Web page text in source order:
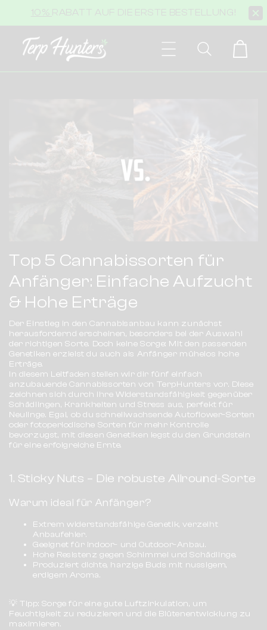
zum
Inhalt
10% RABATT AUF DIE ERSTE BESTELLUNG!
Warenkorb
Top 5 Cannabissorten für
Anfänger: Einfache Aufzucht
& Hohe Erträge
Der Einstieg in den Cannabisanbau kann zunächst
herausfordernd erscheinen, besonders bei der Auswahl
der richtigen Sorte. Doch keine Sorge: Mit den passenden
Genetiken erzielst du auch als Anfänger mühelos hohe
Erträge.
In diesem Leitfaden stellen wir dir fünf einfach
anzubauende Cannabissorten von TerpHunters vor. Diese
zeichnen sich durch ihre Widerstandsfähigkeit gegenüber
Schädlingen, Krankheiten und Stress aus, perfekt für
Neulinge. Egal, ob du schnellwachsendeAutoflower-Sorten
oder fotoperiodische Sorten für mehr Kontrolle
bevorzugst, mit diesen Genetiken legst du den Grundstein
für eine erfolgreiche Ernte.
1. Sticky Nuts – Die robuste Allround-Sorte
Warum ideal für Anfänger?
Extrem widerstandsfähige Genetik, verzeiht
Anbaufehler.
Geeignet für Indoor- und Outdoor-Anbau.
Hohe Resistenz gegen Schimmel und Schädlinge.
Produziert dichte, harzige Buds mit nussigem,
erdigem Aroma.
💡 Tipp: Sorge für eine gute Luftzirkulation, um
Feuchtigkeit zu reduzieren und die Blütenentwicklung zu
maximieren.